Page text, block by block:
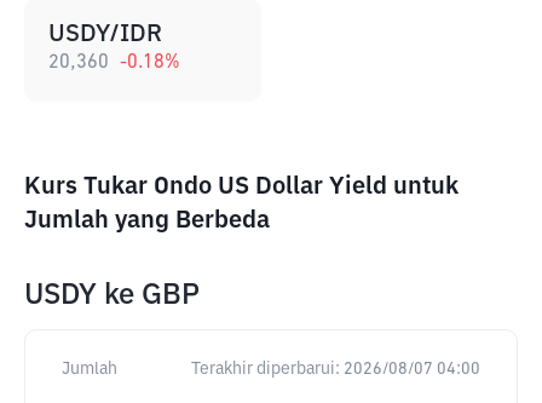
USDY/IDR
20,360 -0.18%
Kurs Tukar Ondo US Dollar Yield untuk
Jumlah yang Berbeda
USDY ke GBP
Jumlah Terakhir diperbarui: 2026/08/07 04:00